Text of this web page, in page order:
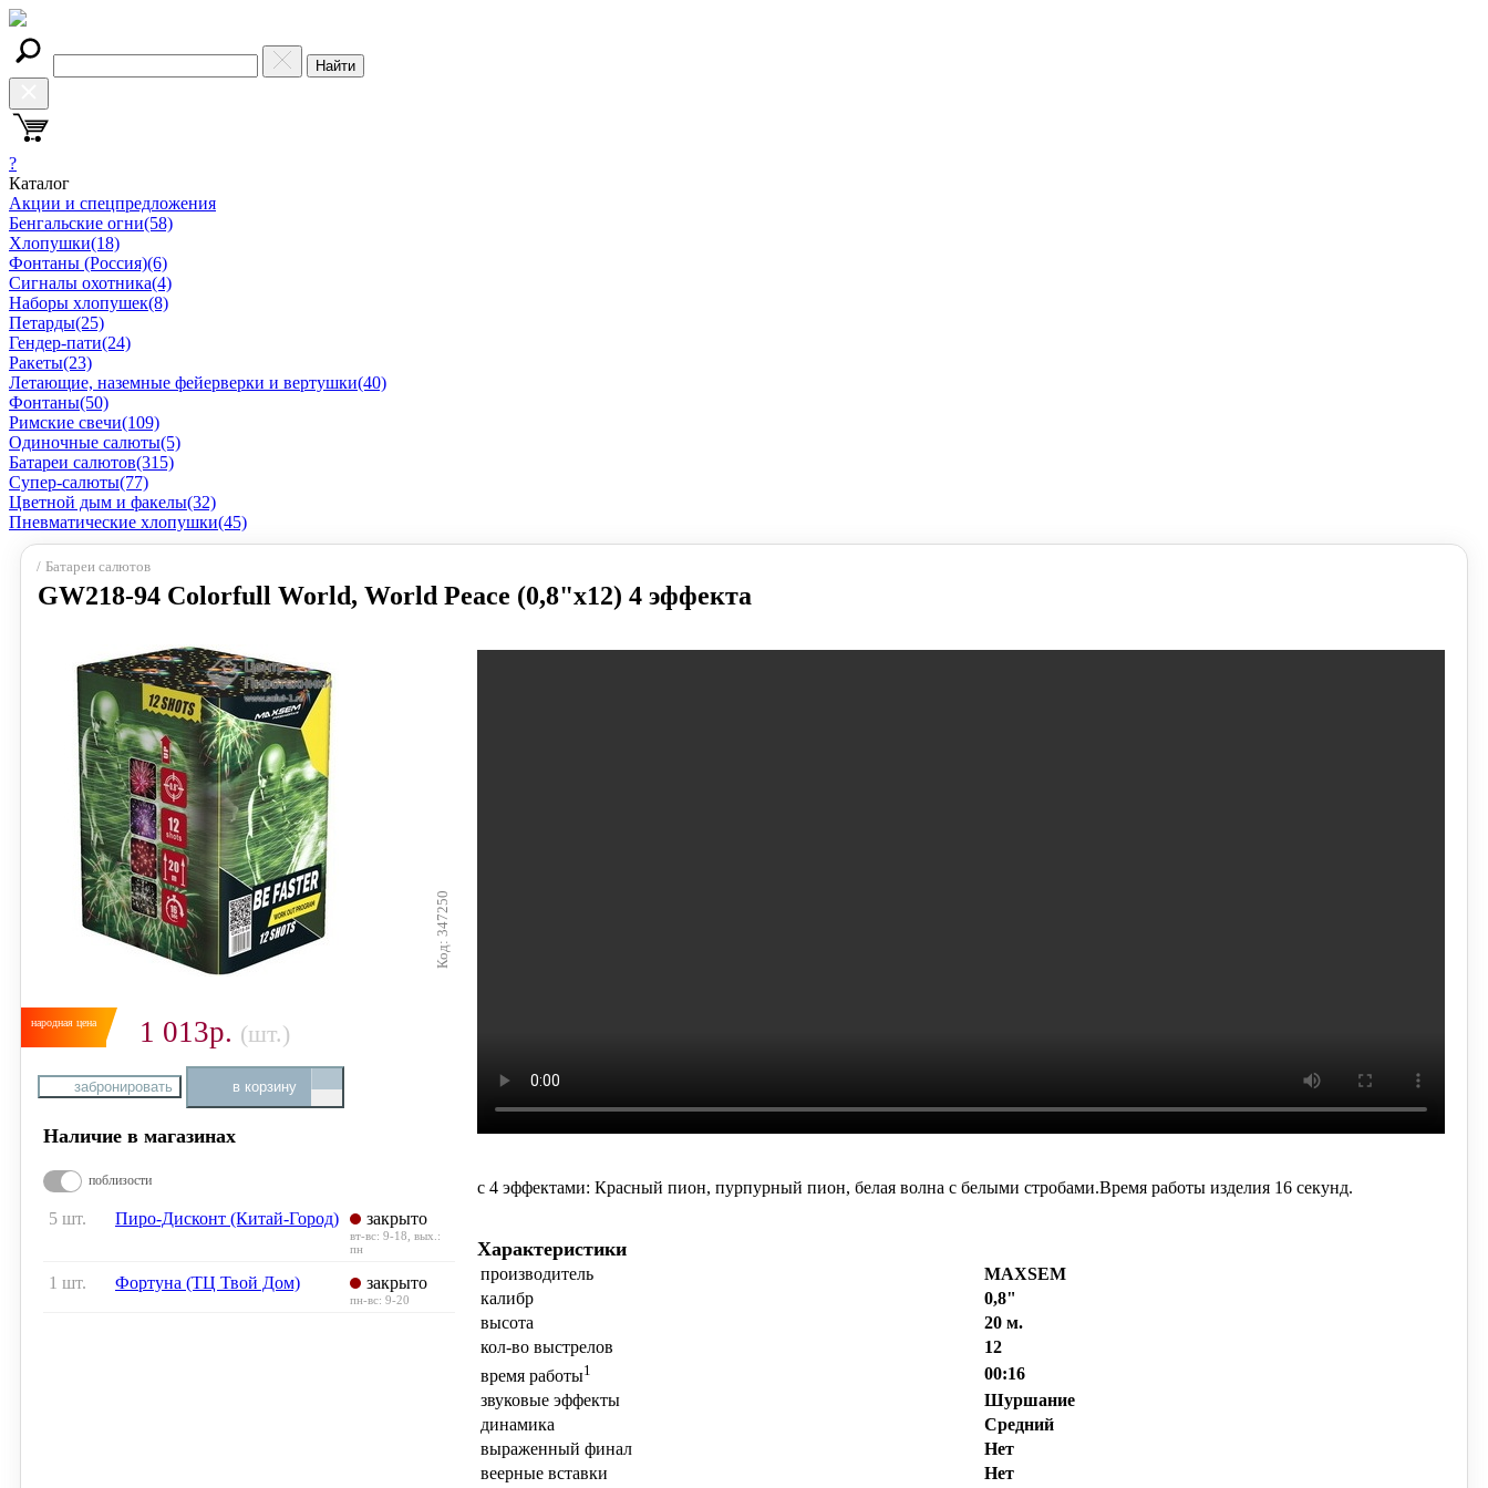
Найти
?
Каталог
Акции и спецпредложения
Бенгальские огни(58)
Хлопушки(18)
Фонтаны (Россия)(6)
Сигналы охотника(4)
Наборы хлопушек(8)
Петарды(25)
Гендер-пати(24)
Ракеты(23)
Летающие, наземные фейерверки и вертушки(40)
Фонтаны(50)
Римские свечи(109)
Одиночные салюты(5)
Батареи салютов(315)
Супер-салюты(77)
Цветной дым и факелы(32)
Пневматические хлопушки(45)
Батареи салютов
GW218-94 Colorfull World, World Peace (0,8"х12) 4 эффекта
347250
1 013р. (шт.)
забронировать в корзину
Наличие в магазинах
поблизости
5 шт. Пиро-Дисконт (Китай-Город) закрыто
вт-вс: 9-18, вых.:
пн
1 шт. Фортуна (ТЦ Твой Дом) закрыто
пн-вс: 9-20
с 4 эффектами: Красный пион, пурпурный пион, белая волна с белыми стробами.Время работы изделия 16 секунд.
Характеристики
производитель
MAXSEM
калибр
0,8"
высота
20 м.
кол-во выстрелов
12
время работы1
00:16
звуковые эффекты
Шуршание
динамика
Средний
выраженный финал
Нет
веерные вставки
Нет